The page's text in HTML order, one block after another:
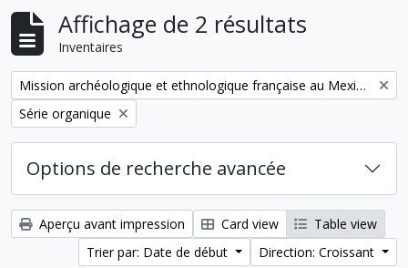
Affichage de 2 résultats
Inventaires
Remove filter:
Mission archéologique et ethnologique française au Mexique
Remove filter:
Série organique
Options de recherche avancée
Aperçu avant impression Card view
Table view
Trier par: Date de début
Direction: Croissant